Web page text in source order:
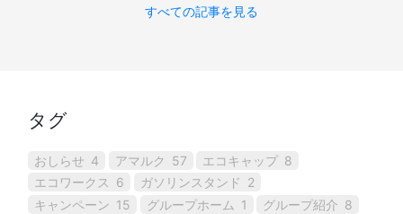
すべての記事を見る
タグ
おしらせ 4 アマルク 57 エコキャップ 8
エコワークス
6 ガソリンスタンド 2
キャンペーン 15 グループホーム 1 グループ紹介 8